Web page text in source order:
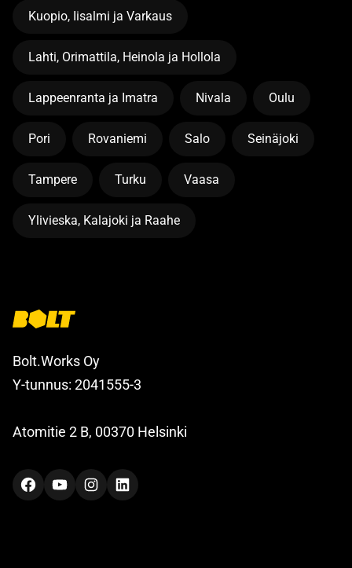
Kuopio, Iisalmi ja Varkaus
Lahti, Orimattila, Heinola ja Hollola
Lappeenranta ja Imatra Nivala Oulu
Pori Rovaniemi Salo Seinäjoki
Tampere Turku Vaasa
Ylivieska, Kalajoki ja Raahe
Bolt.Works Oy
Y-tunnus: 2041555-3
Atomitie 2 B, 00370 Helsinki
FacebookYouTubeInstagramLinkedIn